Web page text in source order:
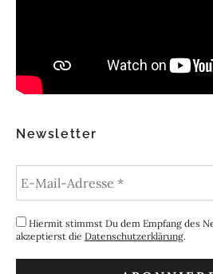
Newsletter
Hiermit stimmst Du dem Empfang des
akzeptierst die Datenschutzerklärung.